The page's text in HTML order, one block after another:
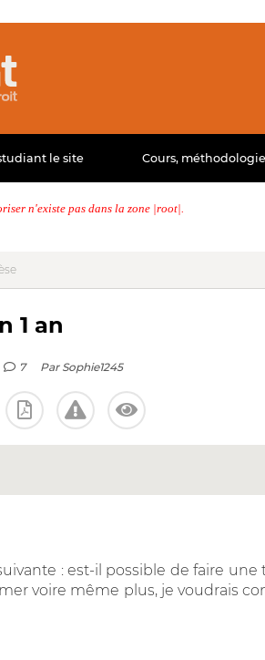
le site Cours,
n'existe pas dans la zone |root|.
1 an
7 Par Sophie1245
: est-il possible de faire une
voire même plus, je voudrais